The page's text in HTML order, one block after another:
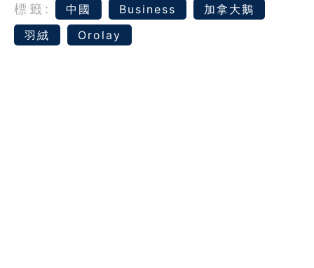
標籤: 中國 Business
加拿大鵝
羽絨
Orolay